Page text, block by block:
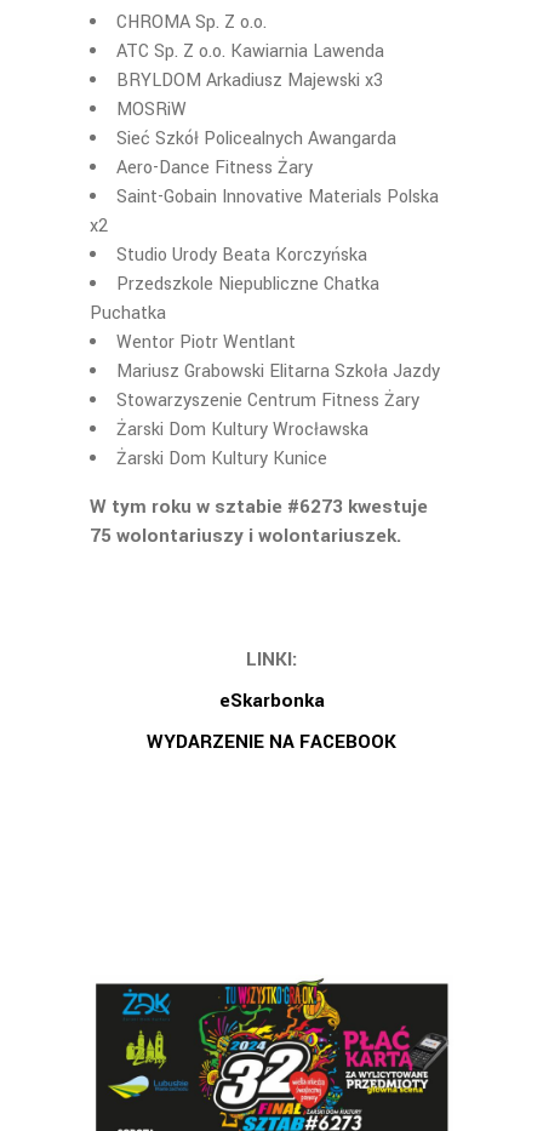
CHROMA Sp. Z o.o.
ATC Sp. Z o.o. Kawiarnia Lawenda
BRYLDOM Arkadiusz Majewski x3
MOSRiW
Sieć Szkół Policealnych Awangarda
Aero-Dance Fitness Żary
Saint-Gobain Innovative Materials Polska
x2
Studio Urody Beata Korczyńska
Przedszkole Niepubliczne Chatka
Puchatka
Wentor Piotr Wentlant
Mariusz Grabowski Elitarna Szkoła Jazdy
Stowarzyszenie Centrum Fitness Żary
Żarski Dom Kultury Wrocławska
Żarski Dom Kultury Kunice
W tym roku w sztabie #6273 kwestuje
75 wolontariuszy i wolontariuszek.
LINKI:
eSkarbonka
WYDARZENIE NA FACEBOOK